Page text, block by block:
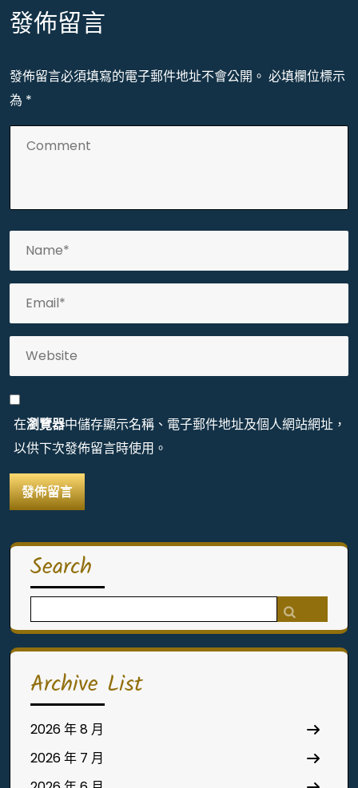
發佈留言
發佈留言必須填寫的電子郵件地址不會公開。 必填欄位標示
為 *
在瀏覽器中儲存顯示名稱、電子郵件地址及個人網站網址，
以供下次發佈留言時使用。
Search
for:
Archive List
2026 年 8 月
2026 年 7 月